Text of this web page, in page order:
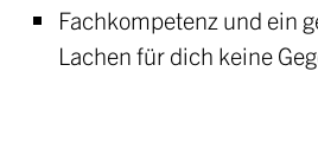
Fachkompetenz und ein
Lachen für dich keine